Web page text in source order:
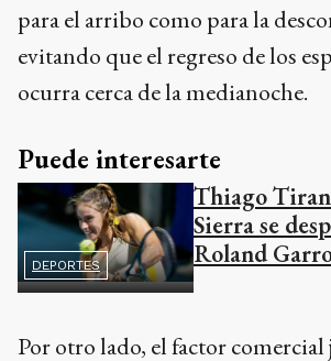
para el arribo como para la
evitando que el regreso de los
ocurra cerca de la medianoche.
Puede interesarte
DEPORTES
Thiago
Sierra se
Roland
Por otro lado, el factor